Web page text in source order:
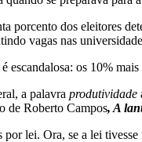
porcento dos eleitores
vagas nas
escandalosa: os 10%
a palavra produtividade
de Roberto Campos, A
por lei. Ora, se a lei